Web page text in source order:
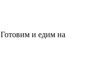
и едим на